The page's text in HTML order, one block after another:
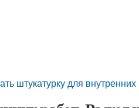
штукатурку для внутренних